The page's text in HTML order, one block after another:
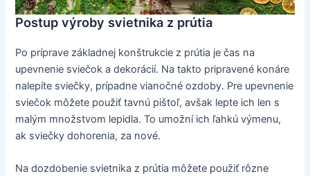
Postup výroby svietnika z prútia
Po príprave základnej konštrukcie z prútia je čas na
upevnenie sviečok a dekorácií. Na takto pripravené konáre
nalepíte sviečky, prípadne vianočné ozdoby. Pre upevnenie
sviečok môžete použiť tavnú pištoľ, avšak lepte ich len s
malým množstvom lepidla. To umožní ich ľahkú výmenu,
ak sviečky dohorenia, za nové.
Na dozdobenie svietnika z prútia môžete použiť rôzne